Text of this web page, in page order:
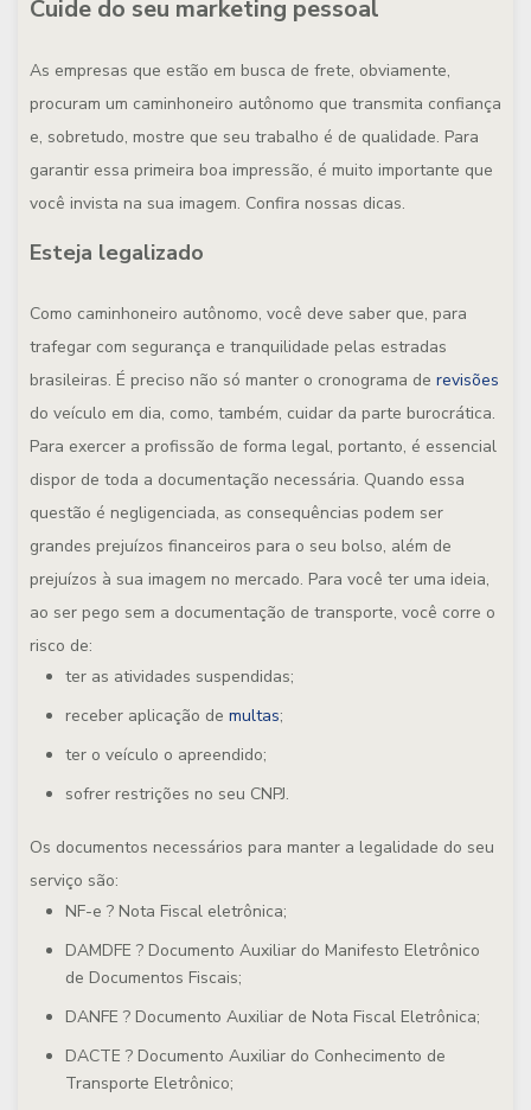
Cuide do seu marketing pessoal
As empresas que estão em busca de frete, obviamente,
procuram um caminhoneiro autônomo que transmita confiança
e, sobretudo, mostre que seu trabalho é de qualidade. Para
garantir essa primeira boa impressão, é muito importante que
você invista na sua imagem. Confira nossas dicas.
Esteja legalizado
Como caminhoneiro autônomo, você deve saber que, para
trafegar com segurança e tranquilidade pelas estradas
brasileiras. É preciso não só manter o cronograma de revisões
do veículo em dia, como, também, cuidar da parte burocrática.
Para exercer a profissão de forma legal, portanto, é essencial
dispor de toda a documentação necessária. Quando essa
questão é negligenciada, as consequências podem ser
grandes prejuízos financeiros para o seu bolso, além de
prejuízos à sua imagem no mercado. Para você ter uma ideia,
ao ser pego sem a documentação de transporte, você corre o
risco de:
ter as atividades suspendidas;
receber aplicação de multas;
ter o veículo o apreendido;
sofrer restrições no seu CNPJ.
Os documentos necessários para manter a legalidade do seu
serviço são:
NF-e ? Nota Fiscal eletrônica;
DAMDFE ? Documento Auxiliar do Manifesto Eletrônico
de Documentos Fiscais;
DANFE ? Documento Auxiliar de Nota Fiscal Eletrônica;
DACTE ? Documento Auxiliar do Conhecimento de
Transporte Eletrônico;